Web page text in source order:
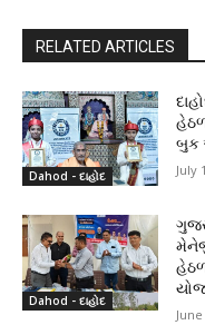
RELATED ARTICLES
Dahod - દાહોદ
બુક
July
Dahod - દાહોદ
હેઠળ